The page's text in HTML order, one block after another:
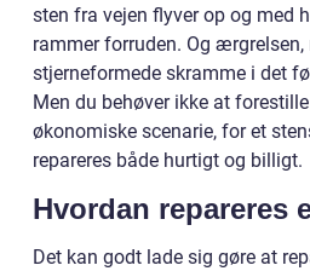
sten fra vejen flyver op og med
rammer forruden. Og ærgrelsen,
stjerneformede skramme i det
Men du behøver ikke at
økonomiske scenarie, for et
repareres både hurtigt og billigt.
Hvordan repareres
Det kan godt lade sig gøre at